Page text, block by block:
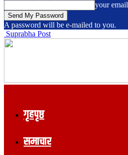
your email
A password will be e-mailed to you.
Suprabha Post
गृहपृष्ठ
समाचार